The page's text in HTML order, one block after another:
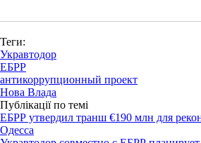
Теги:
Укравтодор
ЕБРР
антикоррупционный проект
Нова Влада
Публікації по темі
ЕБРР утвердил транш €190 млн для
Одесса